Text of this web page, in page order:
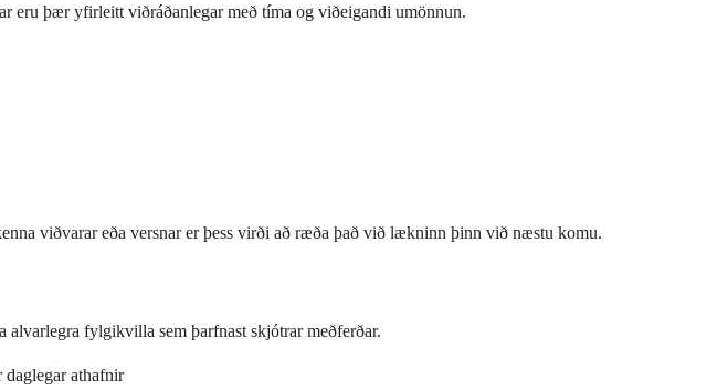
eru þær yfirleitt viðráðanlegar með tíma og viðeigandi umönnun.
viðvarar eða versnar er þess virði að ræða það við lækninn þinn við næstu komu.
fylgikvilla sem þarfnast skjótrar meðferðar.
athafnir